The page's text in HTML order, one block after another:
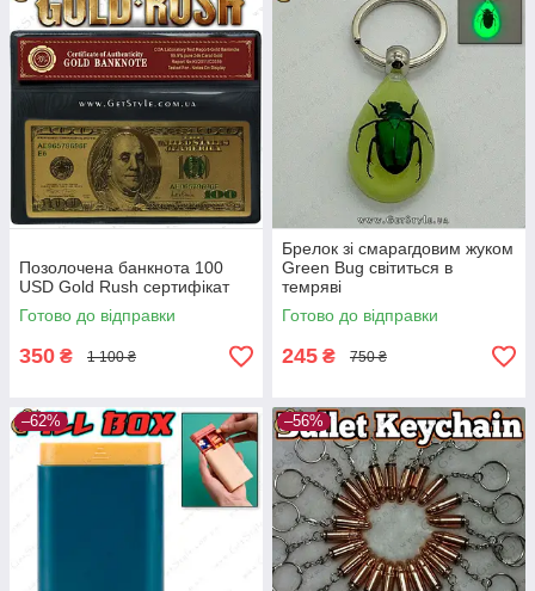
Позолочена банкнота 100
USD Gold Rush сертифікат
Готово до відправки
350 ₴ 1 100 ₴
Брелок зі смарагдовим жуком
Green Bug світиться в
темряві
Готово до відправки
245 ₴ 750 ₴
–62% –56%